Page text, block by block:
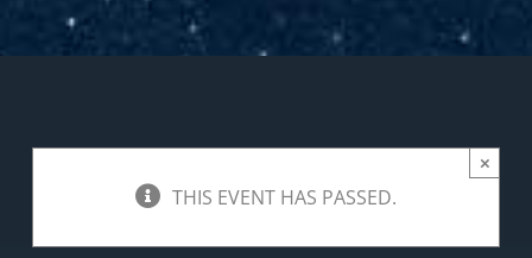
THIS EVENT HAS PASSED.
×